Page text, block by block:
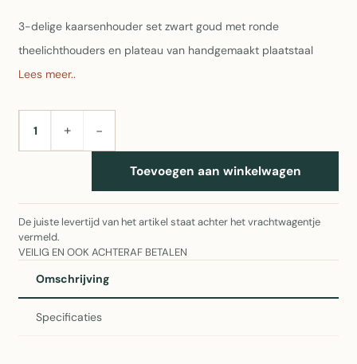
3-delige kaarsenhouder set zwart goud met ronde
theelichthouders en plateau van handgemaakt plaatstaal
Lees meer..
AANTAL+ −
Toevoegen aan winkelwagen
De juiste levertijd van het artikel staat achter het vrachtwagentje
vermeld.
VEILIG EN OOK ACHTERAF BETALEN
Omschrijving
Specificaties